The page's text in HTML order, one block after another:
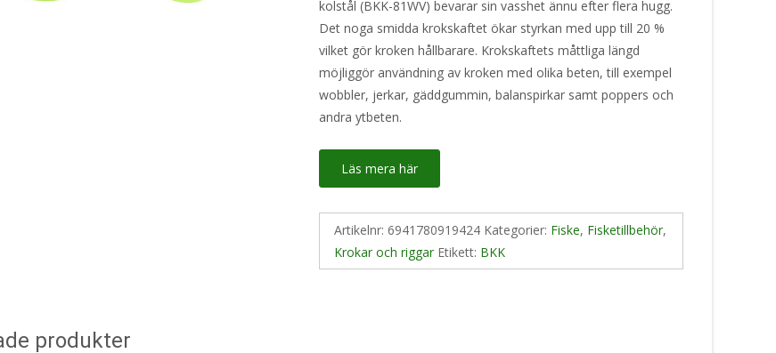
kolstål (BKK-81WV) bevarar sin vasshet ännu efter flera hugg.
Det noga smidda krokskaftet ökar styrkan med upp till 20 %
vilket gör kroken hållbarare. Krokskaftets måttliga längd
möjliggör användning av kroken med olika beten, till exempel
wobbler, jerkar, gäddgummin, balanspirkar samt poppers och
andra ytbeten.
Läs mera här
Artikelnr:6941780919424 Kategorier: Fiske, Fisketillbehör,
Krokar och riggar Etikett: BKK
produkter